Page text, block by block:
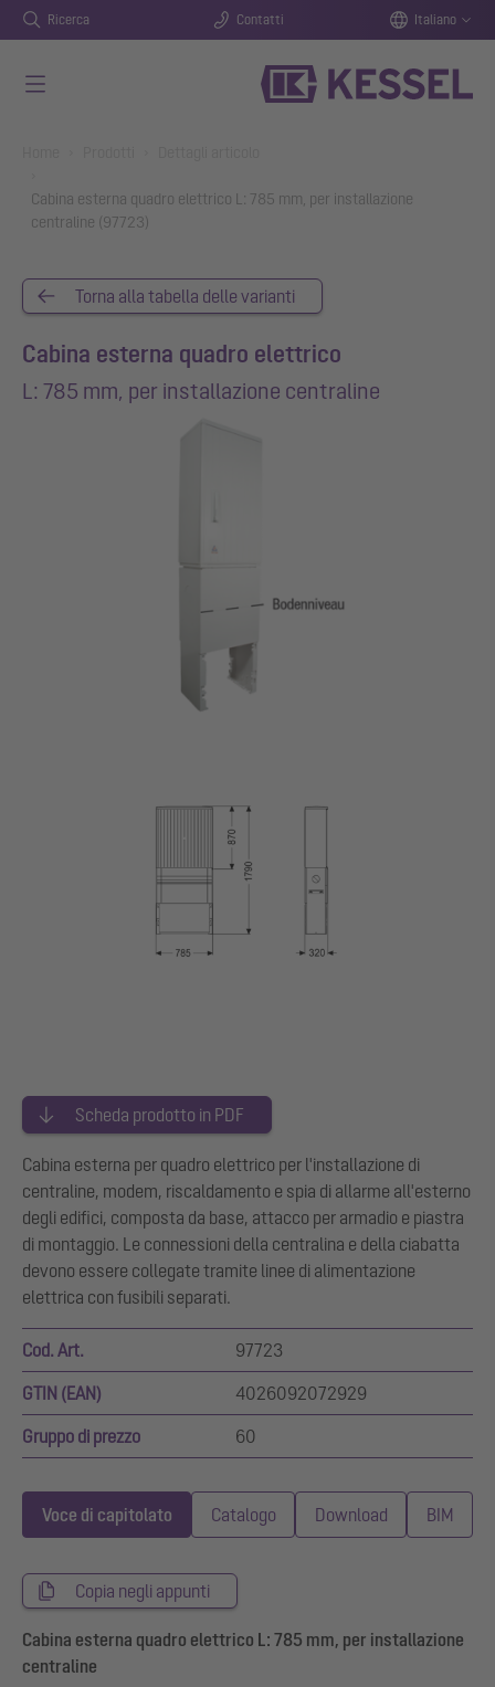
Ricerca Contatti Italiano
Cabina esterna quadro elettrico L: 785 mm, per installazione
centraline (97723)
Torna alla tabella delle varianti
Cabina esterna quadro elettrico
L: 785 mm, per installazione centraline
Scheda prodotto in PDF
Cabina esterna per quadro elettrico per l'installazione di
centraline, modem, riscaldamento e spia di allarme all'esterno
degli edifici, composta da base, attacco per armadio e piastra
di montaggio. Le connessioni della centralina e della ciabatta
devono essere collegate tramite linee di alimentazione
elettrica con fusibili separati.
Cod. Art. 97723
GTIN (EAN) 4026092072929
Gruppo di prezzo 60
Voce di capitolato Catalogo Download BIM
Copia negli appunti
Cabina esterna quadro elettrico L: 785 mm, per installazione
centraline